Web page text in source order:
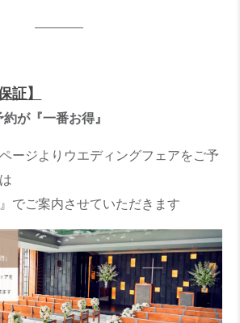
証】
が『一番お得』
ージよりウエディングフェアをご予
でご案内させていただきます